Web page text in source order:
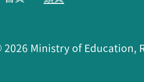
2026 Ministry of Education,